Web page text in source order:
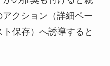
クション（詳細ペー
保存）へ誘導すると